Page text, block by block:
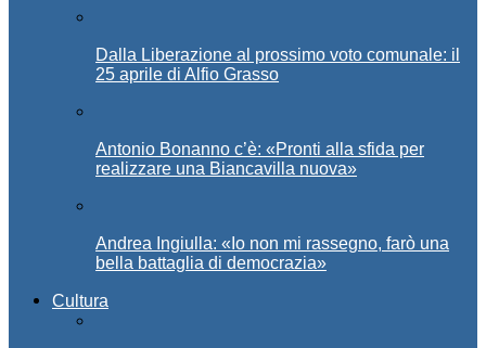
Dalla Liberazione al prossimo voto comunale: il
25 aprile di Alfio Grasso
Antonio Bonanno c’è: «Pronti alla sfida per
realizzare una Biancavilla nuova»
Andrea Ingiulla: «Io non mi rassegno, farò una
bella battaglia di democrazia»
Cultura